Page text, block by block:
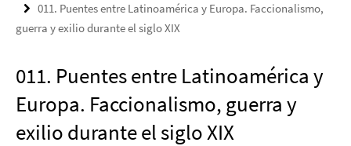
011. Puentes entre Latinoamérica y Europa. Faccionalismo,
guerra y exilio durante el siglo XIX
011. Puentes entre Latinoamérica y
Europa. Faccionalismo, guerra y
exilio durante el siglo XIX